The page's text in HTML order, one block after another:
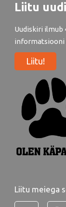
Liitu
Uudiskiri ilmub
informatsiooni
Liitu!
Liitu meiega